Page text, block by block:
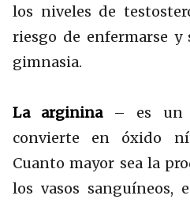
los niveles de
riesgo de enfermarse y
gimnasia.
La arginina– es un
convierte en óxido
Cuanto mayor sea la
los vasos sanguíneos,